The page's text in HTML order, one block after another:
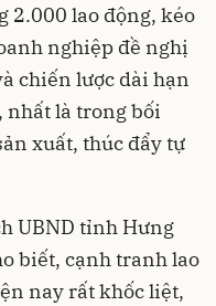
2.000 lao động, kéo
nghiệp đề nghị
chiến lược dài hạn
nhất là trong bối
xuất, thúc đẩy tự
UBND tỉnh Hưng
biết, cạnh tranh lao
nay rất khốc liệt,